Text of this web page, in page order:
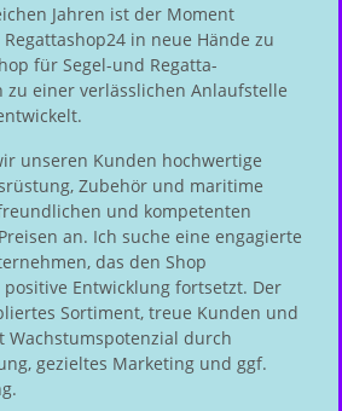
Jahren ist der Moment
in neue Hände zu
für Segel-und Regatta-
zu einer verlässlichen Anlaufstelle
unseren Kunden hochwertige
Zubehör und maritime
und kompetenten
an. Ich suche eine engagierte
das den Shop
Entwicklung fortsetzt. Der
Sortiment, treue Kunden und
Wachstumspotenzial durch
gezieltes Marketing und ggf.